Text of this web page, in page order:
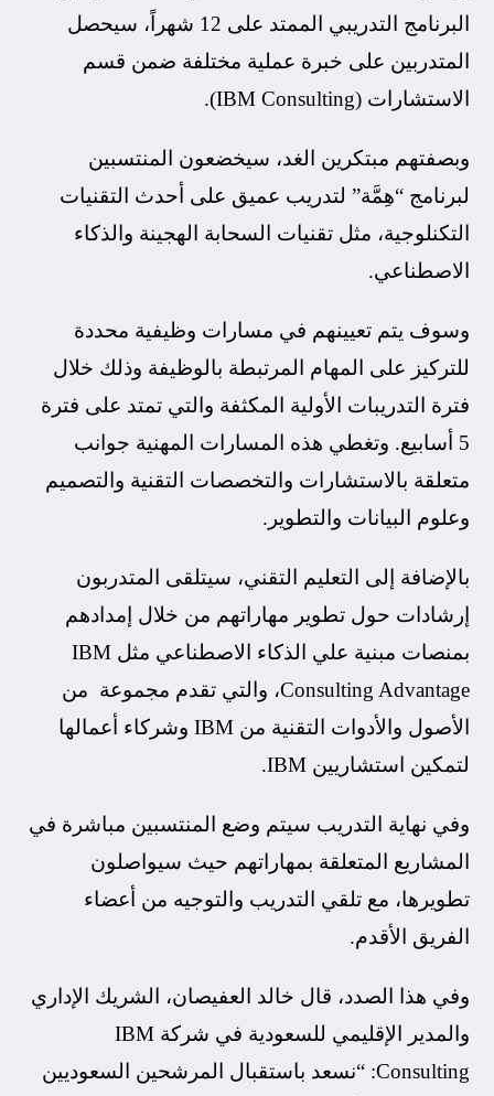
البرنامج التدريبي الممتد على 12 شهراً، سيحصل
المتدربين على خبرة عملية مختلفة ضمن قسم
الاستشارات (IBM Consulting).
وبصفتهم مبتكرين الغد، سيخضعون المنتسبين
لبرنامج “هِمَّة” لتدريب عميق على أحدث التقنيات
التكنلوجية، مثل تقنيات السحابة الهجينة والذكاء
الاصطناعي.
وسوف يتم تعيينهم في مسارات وظيفية محددة
للتركيز على المهام المرتبطة بالوظيفة وذلك خلال
فترة التدريبات الأولية المكثفة والتي تمتد على فترة
5 أسابيع. وتغطي هذه المسارات المهنية جوانب
متعلقة بالاستشارات والتخصصات التقنية والتصميم
وعلوم البيانات والتطوير.
بالإضافة إلى التعليم التقني، سيتلقى المتدربون
إرشادات حول تطوير مهاراتهم من خلال إمدادهم
بمنصات مبنية علي الذكاء الاصطناعي مثل IBM
Consulting Advantage، والتي تقدم مجموعة من
الأصول والأدوات التقنية من IBM وشركاء أعمالها
لتمكين استشاريين IBM.
وفي نهاية التدريب سيتم وضع المنتسبين مباشرة في
المشاريع المتعلقة بمهاراتهم حيث سيواصلون
تطويرها، مع تلقي التدريب والتوجيه من أعضاء
الفريق الأقدم.
وفي هذا الصدد، قال خالد العفيصان، الشريك الإداري
والمدير الإقليمي للسعودية في شركة IBM
Consulting: “نسعد باستقبال المرشحين السعوديين